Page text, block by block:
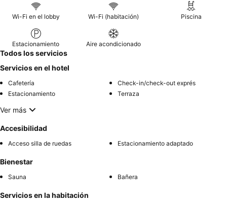
Wi-Fi en el lobby Wi-Fi (habitación) Piscina
Estacionamiento Aire acondicionado
Todos los servicios
Servicios en el hotel
Cafetería
Check-in/check-out exprés
Estacionamiento
Terraza
Ver más
Accesibilidad
Acceso silla de ruedas Estacionamiento adaptado
Bienestar
Sauna Bañera
Servicios en la habitación